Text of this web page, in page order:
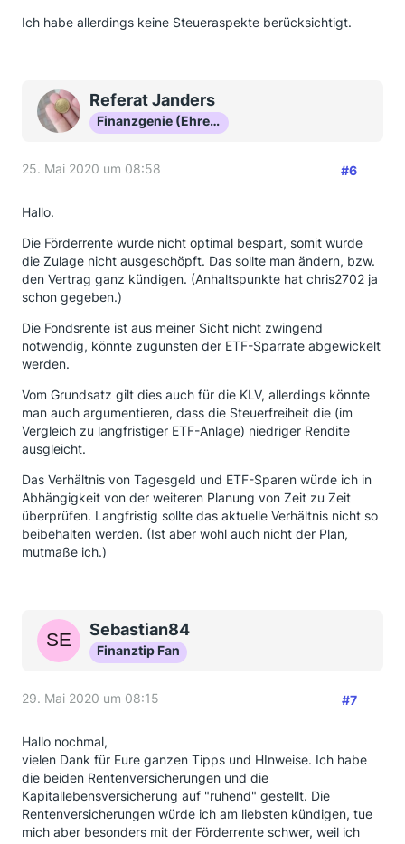
Ich habe allerdings keine Steueraspekte berücksichtigt.
Referat Janders
Finanzgenie (Ehrenmitglied)
25. Mai 2020 um 08:58 #6
Hallo.
Die Förderrente wurde nicht optimal bespart, somit wurde
die Zulage nicht ausgeschöpft. Das sollte man ändern, bzw.
den Vertrag ganz kündigen. (Anhaltspunkte hat chris2702 ja
schon gegeben.)
Die Fondsrente ist aus meiner Sicht nicht zwingend
notwendig, könnte zugunsten der ETF-Sparrate abgewickelt
werden.
Vom Grundsatz gilt dies auch für die KLV, allerdings könnte
man auch argumentieren, dass die Steuerfreiheit die (im
Vergleich zu langfristiger ETF-Anlage) niedriger Rendite
ausgleicht.
Das Verhältnis von Tagesgeld und ETF-Sparen würde ich in
Abhängigkeit von der weiteren Planung von Zeit zu Zeit
überprüfen. Langfristig sollte das aktuelle Verhältnis nicht so
beibehalten werden. (Ist aber wohl auch nicht der Plan,
mutmaße ich.)
Sebastian84
Finanztip Fan
29. Mai 2020 um 08:15 #7
Hallo nochmal,
vielen Dank für Eure ganzen Tipps und HInweise. Ich habe
die beiden Rentenversicherungen und die
Kapitallebensversicherung auf "ruhend" gestellt. Die
Rentenversicherungen würde ich am liebsten kündigen, tue
mich aber besonders mit der Förderrente schwer, weil ich